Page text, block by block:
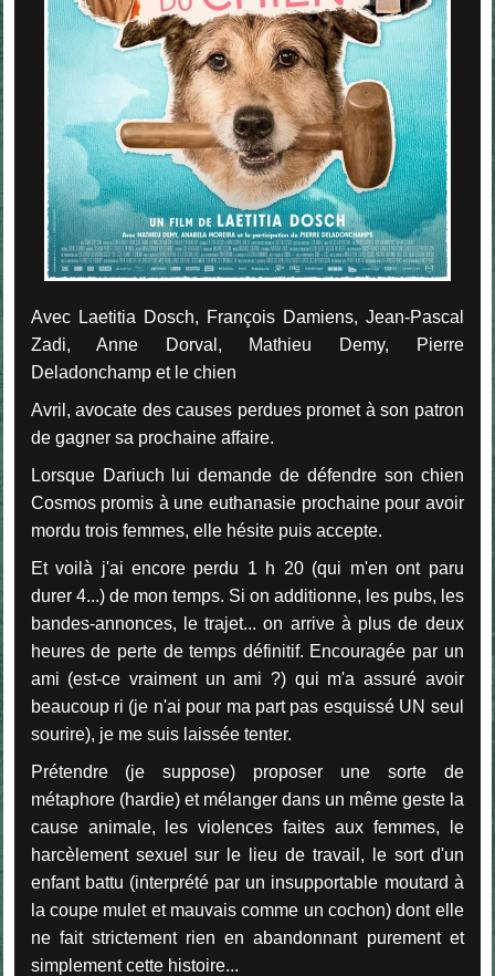
Avec Laetitia Dosch, François Damiens, Jean-Pascal
Zadi, Anne Dorval, Mathieu Demy, Pierre
Deladonchamp et le chien
Avril, avocate des causes perdues promet à son patron
de gagner sa prochaine affaire.
Lorsque Dariuch lui demande de défendre son chien
Cosmos promis à une euthanasie prochaine pour avoir
mordu trois femmes, elle hésite puis accepte.
Et voilà j'ai encore perdu 1 h 20 (qui m'en ont paru
durer 4...) de mon temps. Si on additionne, les pubs, les
bandes-annonces, le trajet... on arrive à plus de deux
heures de perte de temps définitif. Encouragée par un
ami (est-ce vraiment un ami ?) qui m'a assuré avoir
beaucoup ri (je n'ai pour ma part pas esquissé UN seul
sourire), je me suis laissée tenter.
Prétendre (je suppose) proposer une sorte de
métaphore (hardie) et mélanger dans un même geste la
cause animale, les violences faites aux femmes, le
harcèlement sexuel sur le lieu de travail, le sort d'un
enfant battu (interprété par un insupportable moutard à
la coupe mulet et mauvais comme un cochon) dont elle
ne fait strictement rien en abandonnant purement et
simplement cette histoire...